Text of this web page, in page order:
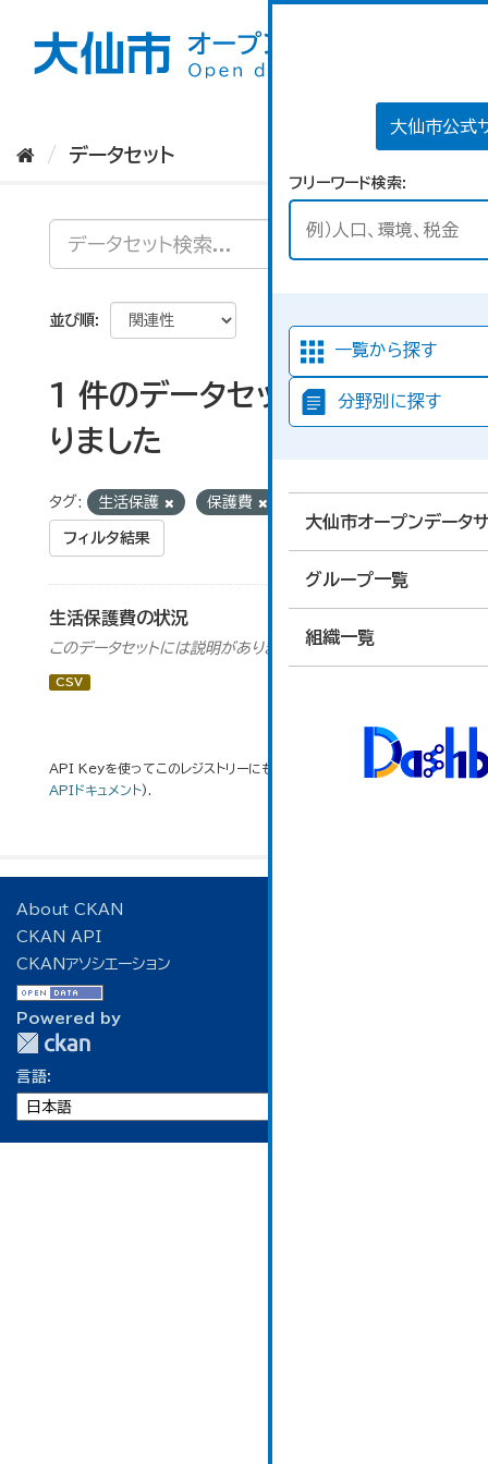
大仙市公式
フリーワード検索
一覧から探す
分野別に探す
大仙市オープンデータ
グループ一覧
組織一覧
データセット
並び順
1 件のデータセットが見つか
りました
タグ: 生活保護 保護費
フィルタ結果
生活保護費の状況
このデータセットには説明がありません
CSV
API Keyを使ってこのレジストリーにもアクセス可能ですAPI(see
APIドキュメント).
About CKAN
CKAN API
CKANアソシエーション
Powered by
言語